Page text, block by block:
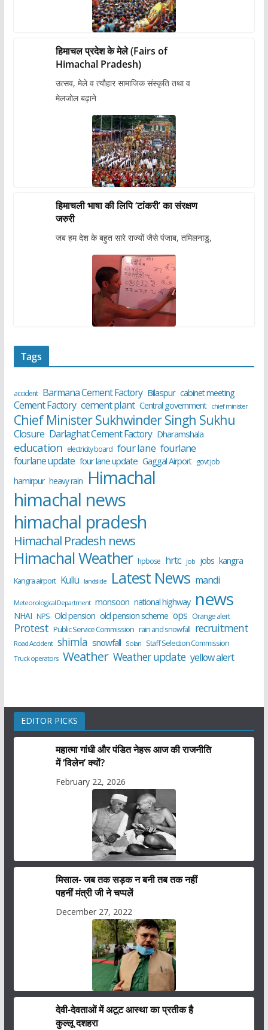
हिमाचल प्रदेश के मेले (Fairs of
Himachal Pradesh)
उत्सव, मेले व त्यौहार सामाजिक संस्कृति तथा व
मेलजोल बढ़ाने
हिमाचली भाषा की लिपि ‘टांकरी’ का संरक्षण
जरुरी
जब हम देश के बहुत सारे राज्यों जैसे पंजाब, तमिलनाडु,
Tags
accident Barmana Cement Factory Bilaspur cabinet meeting
Cement Factory cement plant Central government chief minister
Chief Minister Sukhwinder Singh Sukhu
Closure Darlaghat Cement Factory Dharamshala
education electricity board four lane fourlane
fourlane update four lane update Gaggal Airport govt job
hamirpur heavy rain Himachal
himachal news
himachal pradesh
Himachal Pradesh news
Himachal Weather hpbose hrtc job jobs kangra
Kangra airport Kullu landslide Latest News mandi
Meteorological Department monsoon national highway news
NHAI NPS Old pension old pension scheme ops Orange alert
Protest Public Service Commission rain and snowfall recruitment
Road Accident shimla snowfall Solan Staff Selection Commission
Truck operators Weather Weather update yellow alert
EDITOR PICKS
महात्मा गांधी और पंडित नेहरू आज की राजनीति
में ‘विलेन’ क्यों?
February 22, 2026
मिसाल- जब तक सड़क न बनी तब तक नहीं
पहनीं मंत्री जी ने चप्पलें
December 27, 2022
देवी-देवताओं में अटूट आस्था का प्रतीक है
कुल्लू दशहरा